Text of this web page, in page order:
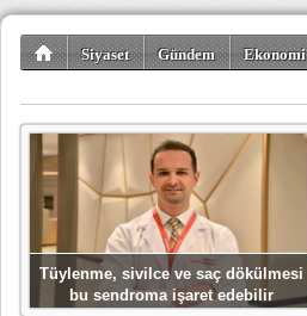
Siyaset Gündem Ekonomi
Tüylenme, sivilce ve saç dökülmesi
bu sendroma işaret edebilir